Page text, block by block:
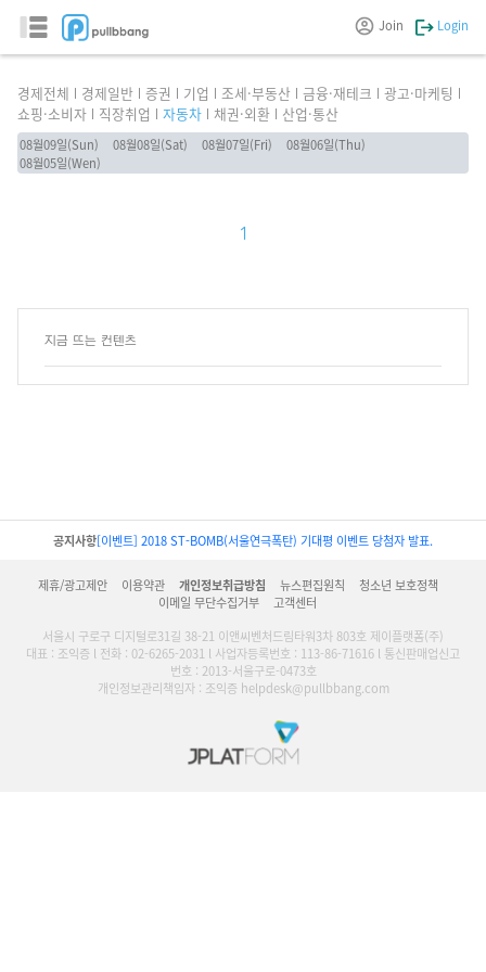
Join Login
경제전체 경제일반 증권 기업 조세·부동산 금융·재테크
광고·마케팅
쇼핑·소비자
직장취업 자동차 채권·외환 산업·통산
08월09일(Sun) 08월08일(Sat) 08월07일(Fri)
08월06일(Thu)
08월05일(Wen)
1
지금 뜨는 컨텐츠
공지사항[이벤트] 2018 ST-BOMB(서울연극폭탄) 기대평 이벤트 당첨자 발표.
제휴/광고제안 이용약관 개인정보취급방침 뉴스편집원칙
청소년 보호정책
이메일 무단수집거부
고객센터
서울시 구로구 디지털로31길 38-21 이앤씨벤처드림타워3차 803호 제이플랫폼(주)
대표 : 조익증 l 전화 : 02-6265-2031 l 사업자등록번호 : 113-86-71616 l 통신판매업신고
번호 : 2013-서울구로-0473호
개인정보관리책임자 : 조익증 helpdesk@pullbbang.com